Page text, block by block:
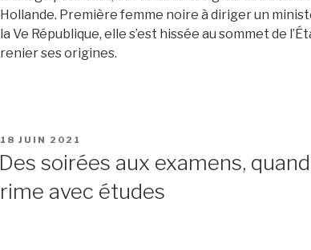
Hollande. Première femme noire à diriger un
la Ve République, elle s’est hissée au sommet de
renier ses origines.
PUBLIÉ
LE
18 JUIN 2021
Des soirées aux examens,
rime avec études